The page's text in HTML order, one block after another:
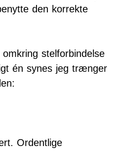
den korrekte
stelforbindelse
én synes jeg trænger
Ordentlige